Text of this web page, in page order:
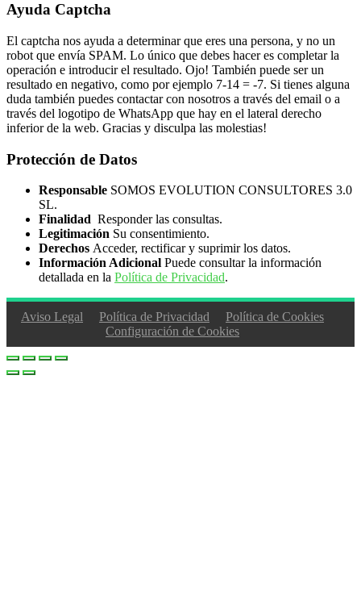
Ayuda Captcha
El captcha nos ayuda a determinar que eres una persona, y no un
robot que envía SPAM. Lo único que debes hacer es completar la
operación e introducir el resultado. Ojo! También puede ser un
resultado en negativo, como por ejemplo 7-14 = -7. Si tienes alguna
duda también puedes contactar con nosotros a través del email o a
través del logotipo de WhatsApp que hay en el lateral derecho
inferior de la web. Gracias y disculpa las molestias!
Protección de Datos
Responsable SOMOS EVOLUTION CONSULTORES 3.0
SL.
Finalidad Responder las consultas.
Legitimación Su consentimiento.
Derechos Acceder, rectificar y suprimir los datos.
Información Adicional Puede consultar la información
detallada en la Política de Privacidad.
Aviso Legal Política de Privacidad
Política de Cookies
Configuración de Cookies